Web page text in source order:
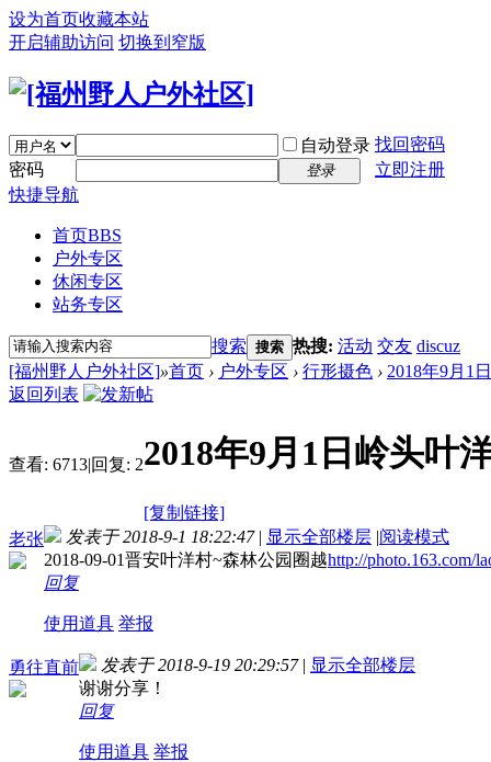
设为首页收藏本站
开启辅助访问 切换到窄版
自动登录 找回密码
密码
登录
立即注册
快捷导航
首页BBS
户外专区
休闲专区
站务专区
搜索 搜索 热搜: 活动 交友 discuz
[福州野人户外社区]»首页 › 户外专区 › 行形摄色 › 2018年9月1
返回列表
查看: 6713|回复: 22018年9月1日岭头叶
[复制链接]
老张
发表于 2018-9-1 18:22:47 | 显示全部楼层 |阅读模式
2018-09-01晋安叶洋村~森林公园圈越http://photo.163.com/
回复
使用道具 举报
勇往直前 发表于 2018-9-19 20:29:57 | 显示全部楼层
谢谢分享！
回复
使用道具 举报